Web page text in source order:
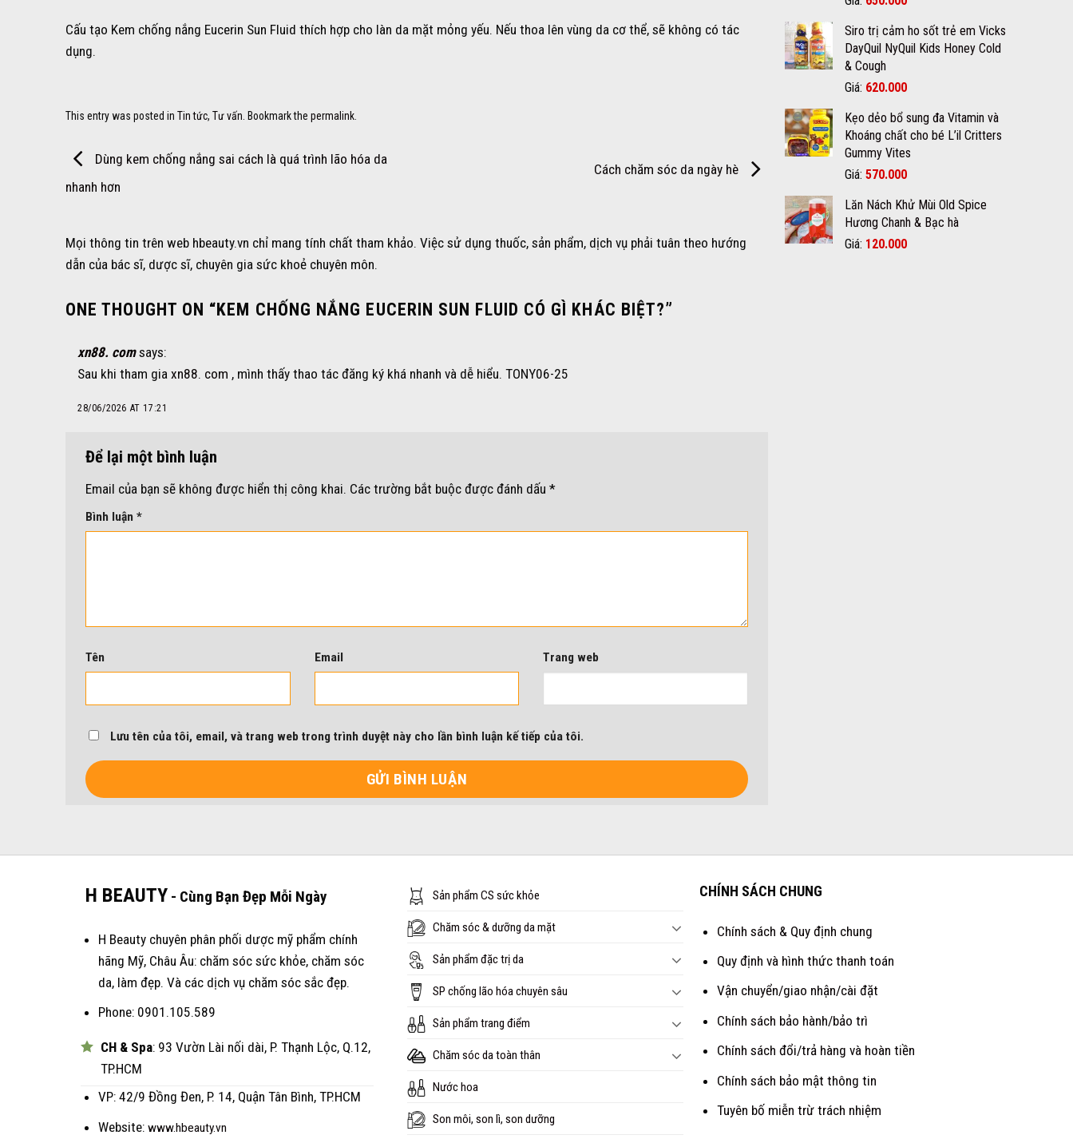
Cấu tạo Kem chống nắng Eucerin Sun Fluid thích hợp cho làn da mặt mỏng yếu. Nếu thoa lên vùng da cơ thể, sẽ không có tác
dụng.
This entry was posted in Tin tức, Tư vấn. Bookmark the permalink.
Dùng kem chống nắng sai cách là quá trình lão hóa da
nhanh hơn
Cách chăm sóc da ngày hè
Mọi thông tin trên web hbeauty.vn chỉ mang tính chất tham khảo. Việc sử dụng thuốc, sản phẩm, dịch vụ phải tuân theo hướng
dẫn của bác sĩ, dược sĩ, chuyên gia sức khoẻ chuyên môn.
ONE THOUGHT ON “KEM CHỐNG NẮNG EUCERIN SUN FLUID CÓ GÌ KHÁC BIỆT?”
xn88. com says:
Sau khi tham gia xn88. com , mình thấy thao tác đăng ký khá nhanh và dễ hiểu. TONY06-25
28/06/2026 AT 17:21
Để lại một bình luận
Email của bạn sẽ không được hiển thị công khai. Các trường bắt buộc được đánh dấu *
Bình luận *
Tên Email Trang web
Lưu tên của tôi, email, và trang web trong trình duyệt này cho lần bình luận kế tiếp của tôi.
là:
670.000₫.
tại
là:
Siro trị cảm ho sốt trẻ em Vicks
DayQuil NyQuil Kids Honey Cold
& Cough
Giá: Giá
là:
700.000₫.
620.000Giá
tại
là:
620.000₫.
Kẹo dẻo bổ sung đa Vitamin và
Khoáng chất cho bé L’il Critters
Gummy Vites
Giá: Giá
là:
600.000₫.
570.000Giá
tại
là:
570.000₫.
Lăn Nách Khử Mùi Old Spice
Hương Chanh & Bạc hà
Giá: Giá
120.000Giá
H BEAUTY - Cùng Bạn Đẹp Mỗi Ngày
H Beauty chuyên phân phối dược mỹ phẩm chính
hãng Mỹ, Châu Âu: chăm sóc sức khỏe, chăm sóc
da, làm đẹp. Và các dịch vụ chăm sóc sắc đẹp.
Phone: 0901.105.589
CH & Spa: 93 Vườn Lài nối dài, P. Thạnh Lộc, Q.12,
TP.HCM
VP: 42/9 Đồng Đen, P. 14, Quận Tân Bình, TP.HCM
Website: www.hbeauty.vn
Sản phẩm CS sức khỏe
Chăm sóc & dưỡng da mặt
Sản phẩm đặc trị da
SP chống lão hóa chuyên sâu
Sản phẩm trang điểm
Chăm sóc da toàn thân
Nước hoa
Son môi, son lì, son dưỡng
CHÍNH SÁCH CHUNG
Chính sách & Quy định chung
Quy định và hình thức thanh toán
Vận chuyển/giao nhận/cài đặt
Chính sách bảo hành/bảo trì
Chính sách đổi/trả hàng và hoàn tiền
Chính sách bảo mật thông tin
Tuyên bố miễn trừ trách nhiệm